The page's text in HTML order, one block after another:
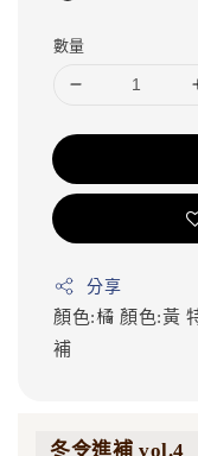
數量
分享
顏色:橘 顏色:黃
補
冬令進補 vol.4